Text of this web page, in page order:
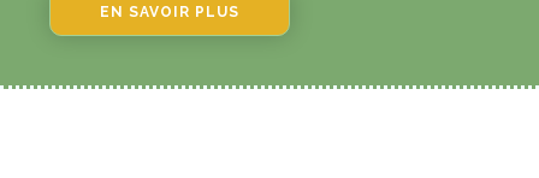
EN SAVOIR PLUS